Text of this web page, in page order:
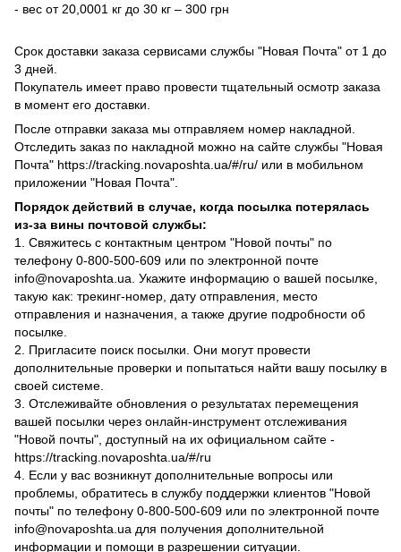
- вес от 20,0001 кг до 30 кг – 300 грн
Срок доставки заказа сервисами службы "Новая Почта" от 1 до
3 дней.
Покупатель имеет право провести тщательный осмотр заказа
в момент его доставки.
После отправки заказа мы отправляем номер накладной.
Отследить заказ по накладной можно на сайте службы "Новая
Почта" https://tracking.novaposhta.ua/#/ru/ или в мобильном
приложении "Новая Почта".
Порядок действий в случае, когда посылка потерялась
из-за вины почтовой службы:
1. Свяжитесь с контактным центром "Новой почты" по
телефону 0-800-500-609 или по электронной почте
info@novaposhta.ua. Укажите информацию о вашей посылке,
такую как: трекинг-номер, дату отправления, место
отправления и назначения, а также другие подробности об
посылке.
2. Пригласите поиск посылки. Они могут провести
дополнительные проверки и попытаться найти вашу посылку в
своей системе.
3. Отслеживайте обновления о результатах перемещения
вашей посылки через онлайн-инструмент отслеживания
"Новой почты", доступный на их официальном сайте -
https://tracking.novaposhta.ua/#/ru
4. Если у вас возникнут дополнительные вопросы или
проблемы, обратитесь в службу поддержки клиентов "Новой
почты" по телефону 0-800-500-609 или по электронной почте
info@novaposhta.ua для получения дополнительной
информации и помощи в разрешении ситуации.